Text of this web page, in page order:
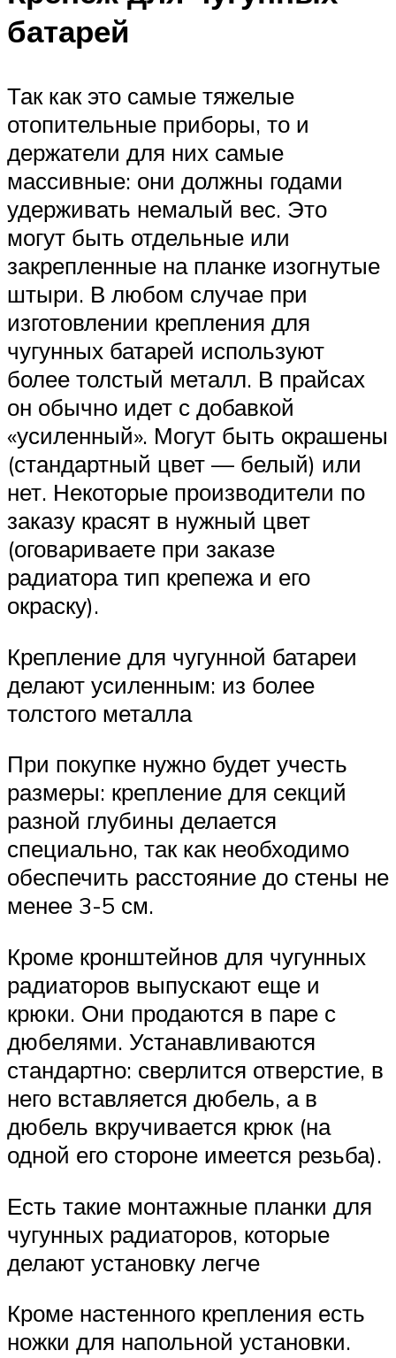
батарей
Так как это самые тяжелые
отопительные приборы, то и
держатели для них самые
массивные: они должны годами
удерживать немалый вес. Это
могут быть отдельные или
закрепленные на планке изогнутые
штыри. В любом случае при
изготовлении крепления для
чугунных батарей используют
более толстый металл. В прайсах
он обычно идет с добавкой
«усиленный». Могут быть окрашены
(стандартный цвет — белый) или
нет. Некоторые производители по
заказу красят в нужный цвет
(оговариваете при заказе
радиатора тип крепежа и его
окраску).
Крепление для чугунной батареи
делают усиленным: из более
толстого металла
При покупке нужно будет учесть
размеры: крепление для секций
разной глубины делается
специально, так как необходимо
обеспечить расстояние до стены не
менее 3-5 см.
Кроме кронштейнов для чугунных
радиаторов выпускают еще и
крюки. Они продаются в паре с
дюбелями. Устанавливаются
стандартно: сверлится отверстие, в
него вставляется дюбель, а в
дюбель вкручивается крюк (на
одной его стороне имеется резьба).
Есть такие монтажные планки для
чугунных радиаторов, которые
делают установку легче
Кроме настенного крепления есть
ножки для напольной установки.